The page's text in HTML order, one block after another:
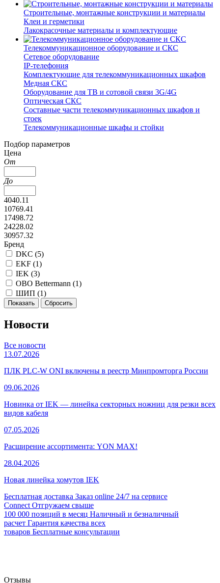
Строительные, монтажные конструкции и материалы
Клеи и герметики
Лакокрасочные материалы и комплектующие
Телекоммуникационное оборудование и СКС
Сетевое оборудование
IP-телефония
Комплектующие для телекоммуникационных шкафов
Медная СКС
Оборудование для ТВ и сотовой связи 3G/4G
Оптическая СКС
Составные части телекоммуникационных шкафов и
стоек
Телекоммуникационные шкафы и стойки
Подбор параметров
Цена
От
До
4040.11
10769.41
17498.72
24228.02
30957.32
Бренд
DKC (5)
EKF (1)
IEK (3)
OBO Bettermann (1)
ШИП (1)
Новости
Все новости
13.07.2026
ПЛК PLC-W ONI включены в реестр Минпромторга России
09.06.2026
Новинка от IEK — линейка секторных ножниц для резки всех
видов кабеля
07.05.2026
Расширение ассортимента: YON MAX!
28.04.2026
Новая линейка хомутов IEK
Бесплатная доставка Заказ online 24/7 на сервисе
Connect Отгружаем свыше
100 000 позиций в месяц Наличный и безналичный
расчет Гарантия качества всех
товаров Бесплатные консультации
Отзывы